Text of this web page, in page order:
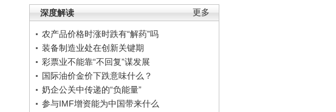
更多
深度解读
农产品价格时涨时跌有“解药”吗
装备制造业处在创新关键期
彩票业不能靠“不回复”谋发展
国际油价金价下跌意味什么？
奶企公关中传递的“负能量”
参与IMF增资能为中国带来什么